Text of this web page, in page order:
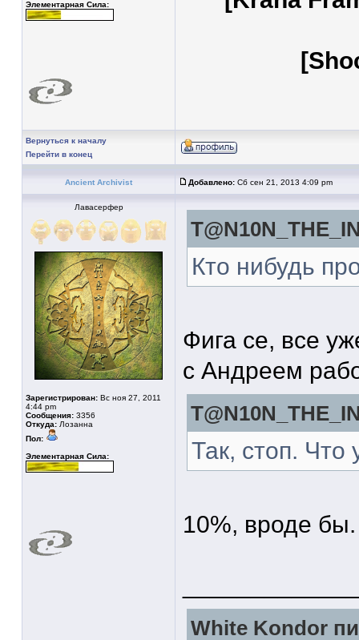
Элементарная Сила:
Вернуться к началу
Перейти в конец
Ancient Archivist Добавлено: Сб сен 21, 2013 4:09 pm
Лавасерфер
Зарегистрирован: Вс ноя 27, 2011
4:44 pm
Сообщения: 3356
Откуда: Лозанна
Пол:
Элементарная Сила:
Кто нибудь
Фига се, все
с Андреем
Так, стоп. Что
10%, вроде бы.
White Kondor